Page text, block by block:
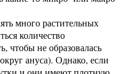
много растительных
количество
чтобы не образовалась
ануса). Однако, если